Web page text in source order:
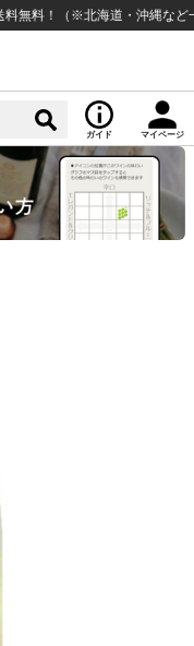
（※北海道・沖縄など一部例
ガイド マイページ